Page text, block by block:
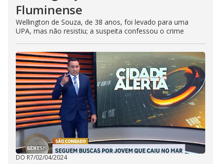
Fluminense
Wellington de Souza, de 38 anos, foi levado para uma
UPA, mas não resistiu; a suspeita confessou o crime
DO R7/02/04/2024